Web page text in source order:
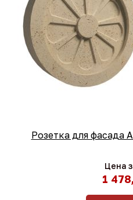
Розетка для фасада
Цена
1